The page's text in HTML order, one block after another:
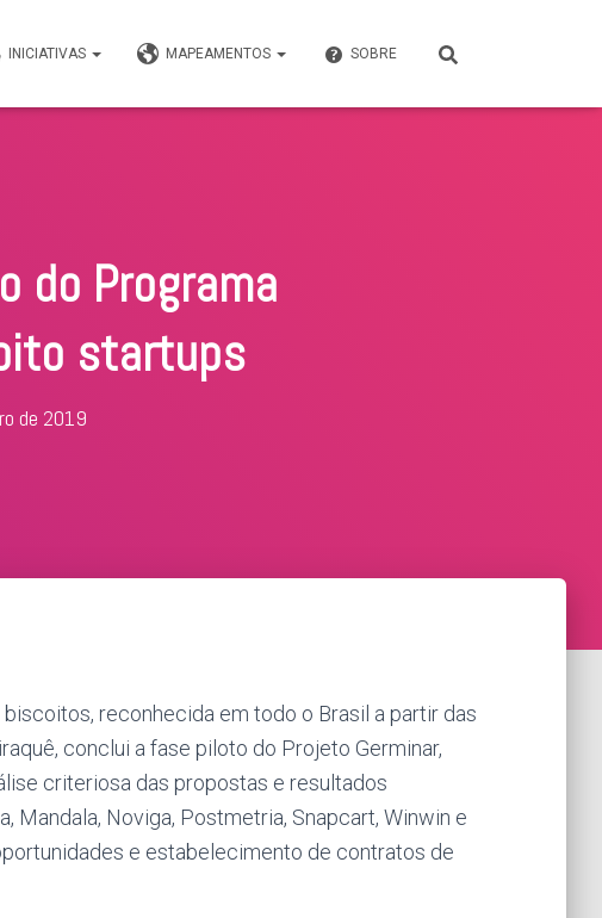
INICIATIVAS MAPEAMENTOS SOBRE
do Programa
startups
de 2019
reconhecida em todo o Brasil a partir das
conclui a fase piloto do Projeto Germinar,
criteriosa das propostas e resultados
Mandala, Noviga, Postmetria, Snapcart, Winwin e
e estabelecimento de contratos de